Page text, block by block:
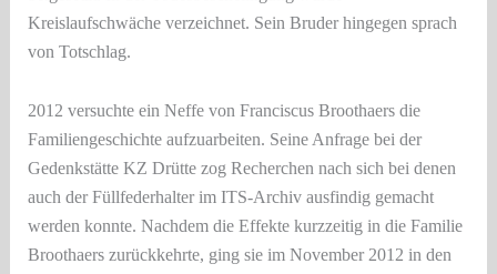
Kreislaufschwäche verzeichnet. Sein Bruder hingegen sprach
von Totschlag.
2012 versuchte ein Neffe von Franciscus Broothaers die
Familiengeschichte aufzuarbeiten. Seine Anfrage bei der
Gedenkstätte KZ Drütte zog Recherchen nach sich bei denen
auch der Füllfederhalter im ITS-Archiv ausfindig gemacht
werden konnte. Nachdem die Effekte kurzzeitig in die Familie
Broothaers zurückkehrte, ging sie im November 2012 in den